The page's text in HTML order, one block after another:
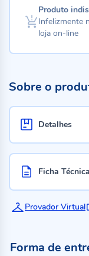
Produto
Infelizmente
loja on-line
Sobre o
Detalhes
Ficha Técnica
Provador Virtual
Forma de